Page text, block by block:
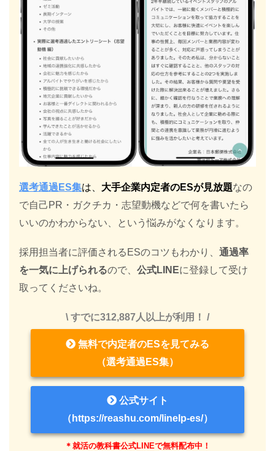
選考通過ES集は、 大手企業内定者のESが見放題なの
で自己PR・ガクチカ・志望動機などで何を書いたら
いいのかわからない、という悩みがなくなります。
採用担当者に評価されるESのコツもわかり、 通過率
を一気に上げられるので、 公式LINEに登録して受け
取ってくださいね。
\ すでに312,887人以上が利用！ /
無料で内定者のESを見てみる
（選考通過ES集）
公式サイト
（https://reashu.com/linelp-es/）
＊就活の教科書公式LINEで無料配布中！